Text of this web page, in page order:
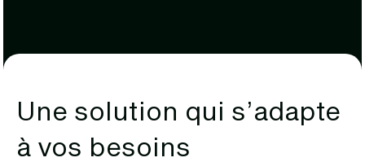
Une solution qui s’adapte
à vos besoins